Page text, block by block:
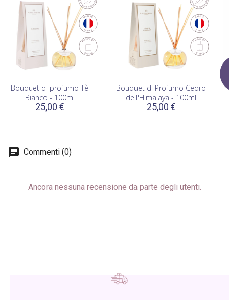
Bouquet di profumo Tè
Bianco - 100ml
25,00 €
Bouquet di Profumo Cedro
dell'Himalaya - 100ml
25,00 €
Commenti (0)
Ancora nessuna recensione da parte degli utenti.